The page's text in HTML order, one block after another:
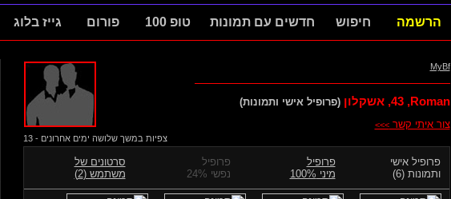
הרשמה חיפוש חדשים עם תמונות טופ 100 פורום גייז בלוג
MyBf
Roman,
43, אשקלון (פרופיל אישי ותמונות)
צור איתי קשר>>>
צפיות במשך שלושה ימים אחרונים - 13
פרופיל אישי
ותמונות (6)
פרופיל
מיני 100%
פרופיל
נפשי 24%
סרטונים של
משתמש (2)